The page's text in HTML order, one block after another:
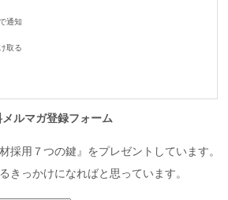
通知
取る
ルマガ登録フォーム
採用７つの鍵』をプレゼントしています。
きっかけになればと思っています。